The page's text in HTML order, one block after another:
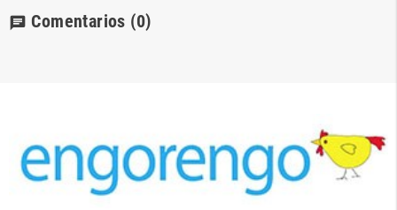
chat Comentarios (0)